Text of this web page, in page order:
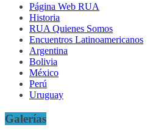
Página Web RUA
Historia
RUA Quienes Somos
Encuentros Latinoamericanos
Argentina
Bolivia
México
Perú
Uruguay
Galerías